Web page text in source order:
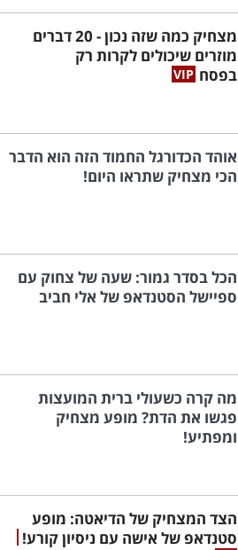
מצחיק כמה שזה נכון - 20 דברים
מוזרים שיכולים לקרות רק
בפסח
אוהד הכדורגל החמוד הזה הוא הדבר
הכי מצחיק שתראו היום!
הכל בסדר גמור: שעה של צחוק עם
ספיישל הסטנדאפ של אלי חביב
מה קרה כשעולי ברית המועצות
פגשו את הדת? מופע מצחיק
ומפתיע!
הצד המצחיק של הדיאטה: מופע
סטנדאפ של אישה עם ניסיון קורע!